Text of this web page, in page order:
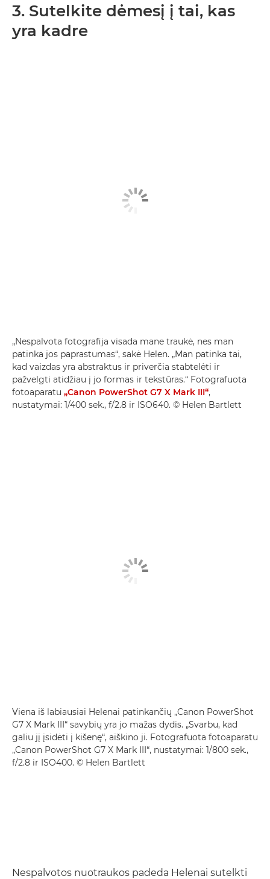
3. Sutelkite dėmesį į tai, kas
yra kadre
„Nespalvota fotografija visada mane traukė, nes man
patinka jos paprastumas“, sakė Helen. „Man patinka tai,
kad vaizdas yra abstraktus ir priverčia stabtelėti ir
pažvelgti atidžiau į jo formas ir tekstūras.“ Fotografuota
fotoaparatu „Canon PowerShot G7 X Mark III“,
nustatymai: 1/400 sek., f/2.8 ir ISO640. © Helen Bartlett
Viena iš labiausiai Helenai patinkančių „Canon PowerShot
G7 X Mark III“ savybių yra jo mažas dydis. „Svarbu, kad
galiu jį įsidėti į kišenę“, aiškino ji. Fotografuota fotoaparatu
„Canon PowerShot G7 X Mark III“, nustatymai: 1/800 sek.,
f/2.8 ir ISO400. © Helen Bartlett
Nespalvotos nuotraukos padeda Helenai sutelkti